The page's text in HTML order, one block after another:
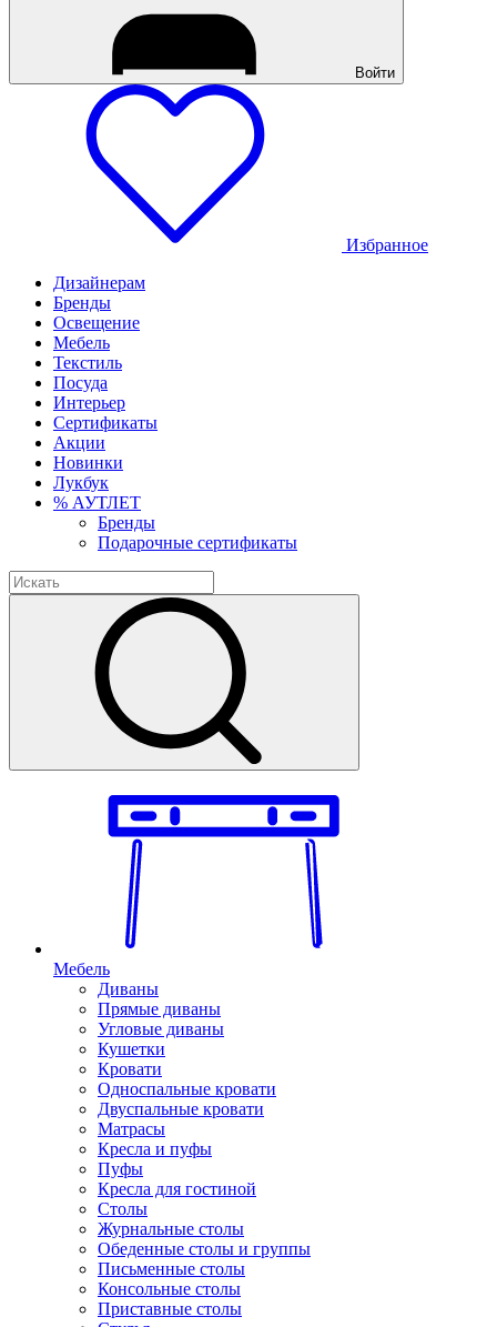
Войти
Избранное
Дизайнерам
Бренды
Освещение
Мебель
Текстиль
Посуда
Интерьер
Сертификаты
Акции
Новинки
Лукбук
% АУТЛЕТ
Бренды
Подарочные сертификаты
Мебель
Диваны
Прямые диваны
Угловые диваны
Кушетки
Кровати
Односпальные кровати
Двуспальные кровати
Матрасы
Кресла и пуфы
Пуфы
Кресла для гостиной
Столы
Журнальные столы
Обеденные столы и группы
Письменные столы
Консольные столы
Приставные столы